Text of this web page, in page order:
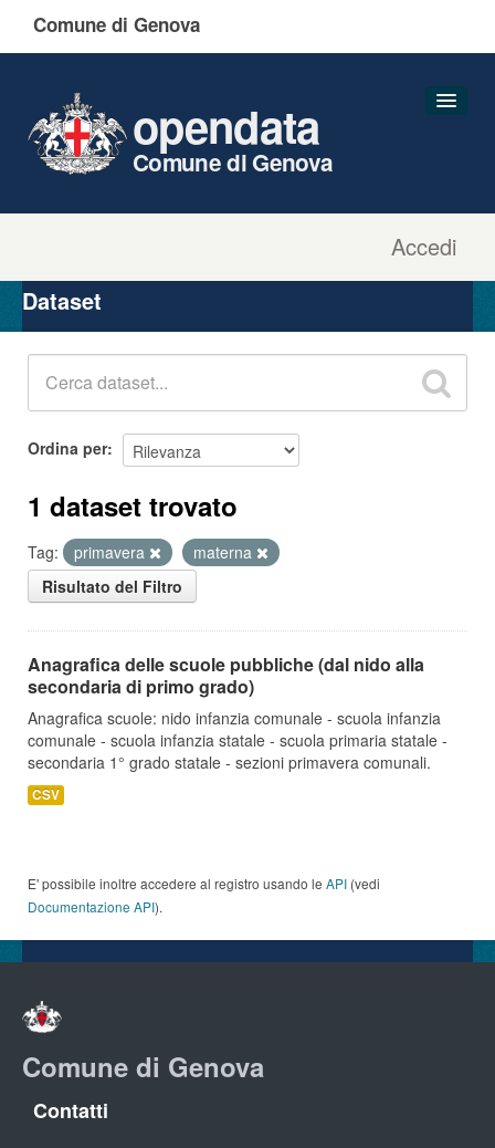
Comune di Genova
Accedi
opendata
Comune di Genova
Organizzazioni
Gruppi
Dataset
Ordina per
1 dataset trovato
Tag: primavera
materna
Risultato del Filtro
Anagrafica delle scuole pubbliche (dal nido alla
secondaria di primo grado)
Anagrafica scuole: nido infanzia comunale - scuola infanzia
comunale - scuola infanzia statale - scuola primaria statale -
secondaria 1° grado statale - sezioni primavera comunali.
CSV
E' possibile inoltre accedere al registro usando le API (vedi
Documentazione API).
Comune di Genova
Contatti